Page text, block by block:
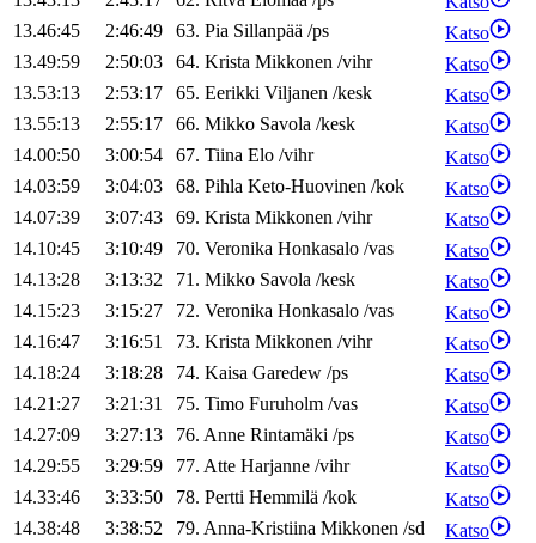
13.46:45
2:46:49 63. Pia Sillanpää /ps
Katso
13.49:59
2:50:03 64. Krista Mikkonen /vihr
Katso
13.53:13
2:53:17 65. Eerikki Viljanen /kesk
Katso
13.55:13
2:55:17 66. Mikko Savola /kesk
Katso
14.00:50
3:00:54 67. Tiina Elo /vihr
Katso
14.03:59
3:04:03 68. Pihla Keto-Huovinen /kok
Katso
14.07:39
3:07:43 69. Krista Mikkonen /vihr
Katso
14.10:45
3:10:49 70. Veronika Honkasalo /vas
Katso
14.13:28
3:13:32 71. Mikko Savola /kesk
Katso
14.15:23
3:15:27 72. Veronika Honkasalo /vas
Katso
14.16:47
3:16:51 73. Krista Mikkonen /vihr
Katso
14.18:24
3:18:28 74. Kaisa Garedew /ps
Katso
14.21:27
3:21:31 75. Timo Furuholm /vas
Katso
14.27:09
3:27:13 76. Anne Rintamäki /ps
Katso
14.29:55
3:29:59 77. Atte Harjanne /vihr
Katso
14.33:46
3:33:50 78. Pertti Hemmilä /kok
Katso
14.38:48
3:38:52 79. Anna-Kristiina Mikkonen /sd
Katso